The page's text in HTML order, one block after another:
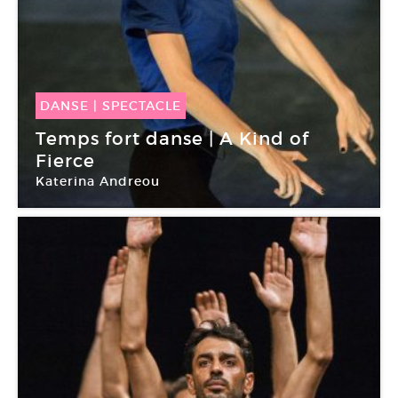
DANSE | SPECTACLE
12 Avr -15 Avr 2018
Temps fort danse | A Kind of
Fierce
Katerina Andreou
Théâtre de la Bastille